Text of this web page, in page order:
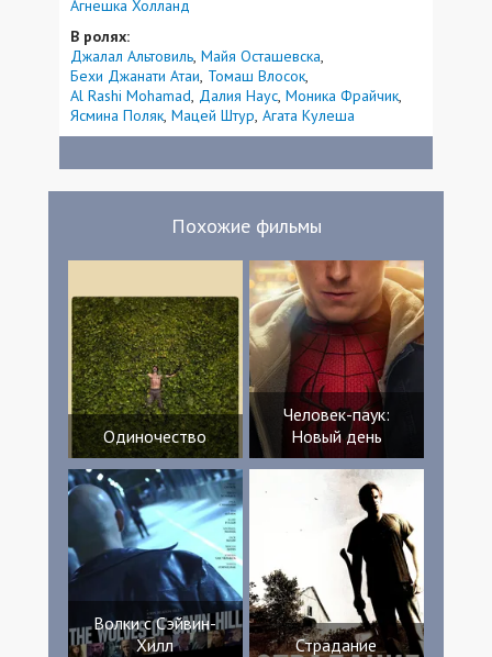
Агнешка Холланд
В ролях:
Джалал Альтовиль Майя Осташевска
Бехи Джанати Атаи Томаш Влосок
Al Rashi Mohamad Далия Наус Моника Фрайчик
Ясмина Поляк Мацей Штур Агата Кулеша
Похожие фильмы
Одиночество
Человек-паук:
Новый день
Волки с Сэйвин-
Хилл
Страдание